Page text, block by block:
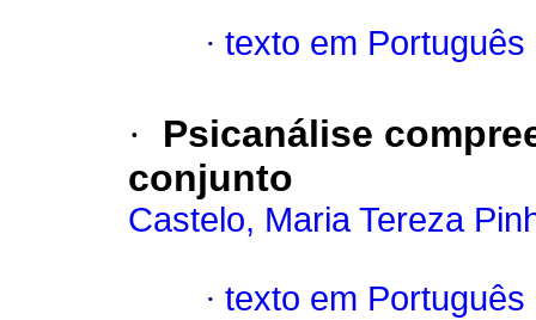
· texto em Português
·
Psicanálise
conjunto
Castelo, Maria Tereza
· texto em Português